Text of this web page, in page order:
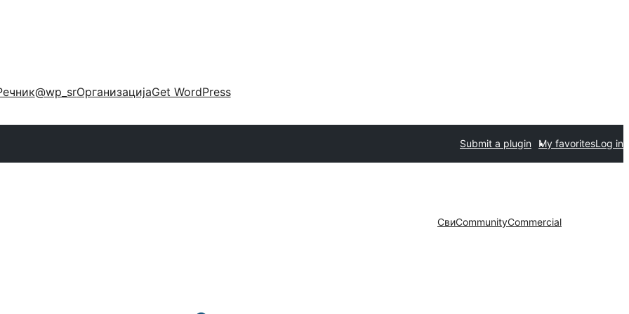
@wp_srОрганизацијаGet WordPress
Submit a plugin My favoritesLog in
СвиCommunityCommercial